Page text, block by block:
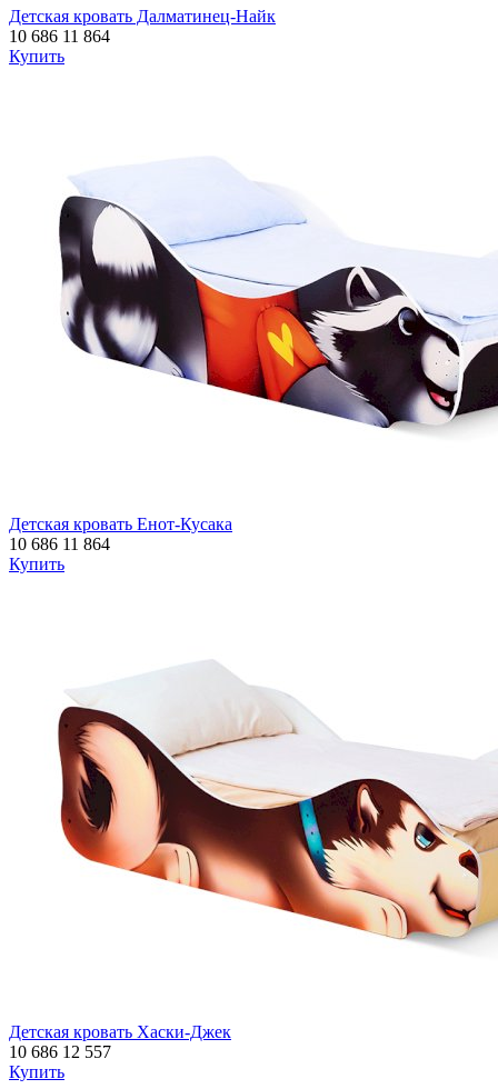
Детская кровать Далматинец-Найк
10 686 11 864
Купить
Детская кровать Енот-Кусака
10 686 11 864
Купить
Детская кровать Хаски-Джек
10 686 12 557
Купить